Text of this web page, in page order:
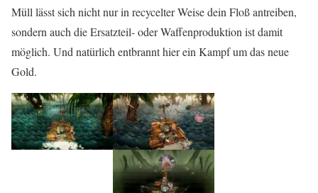
Müll lässt sich nicht nur in recycelter Weise dein Floß antreiben,
sondern auch die Ersatzteil- oder Waffenproduktion ist damit
möglich. Und natürlich entbrannt hier ein Kampf um das neue
Gold.